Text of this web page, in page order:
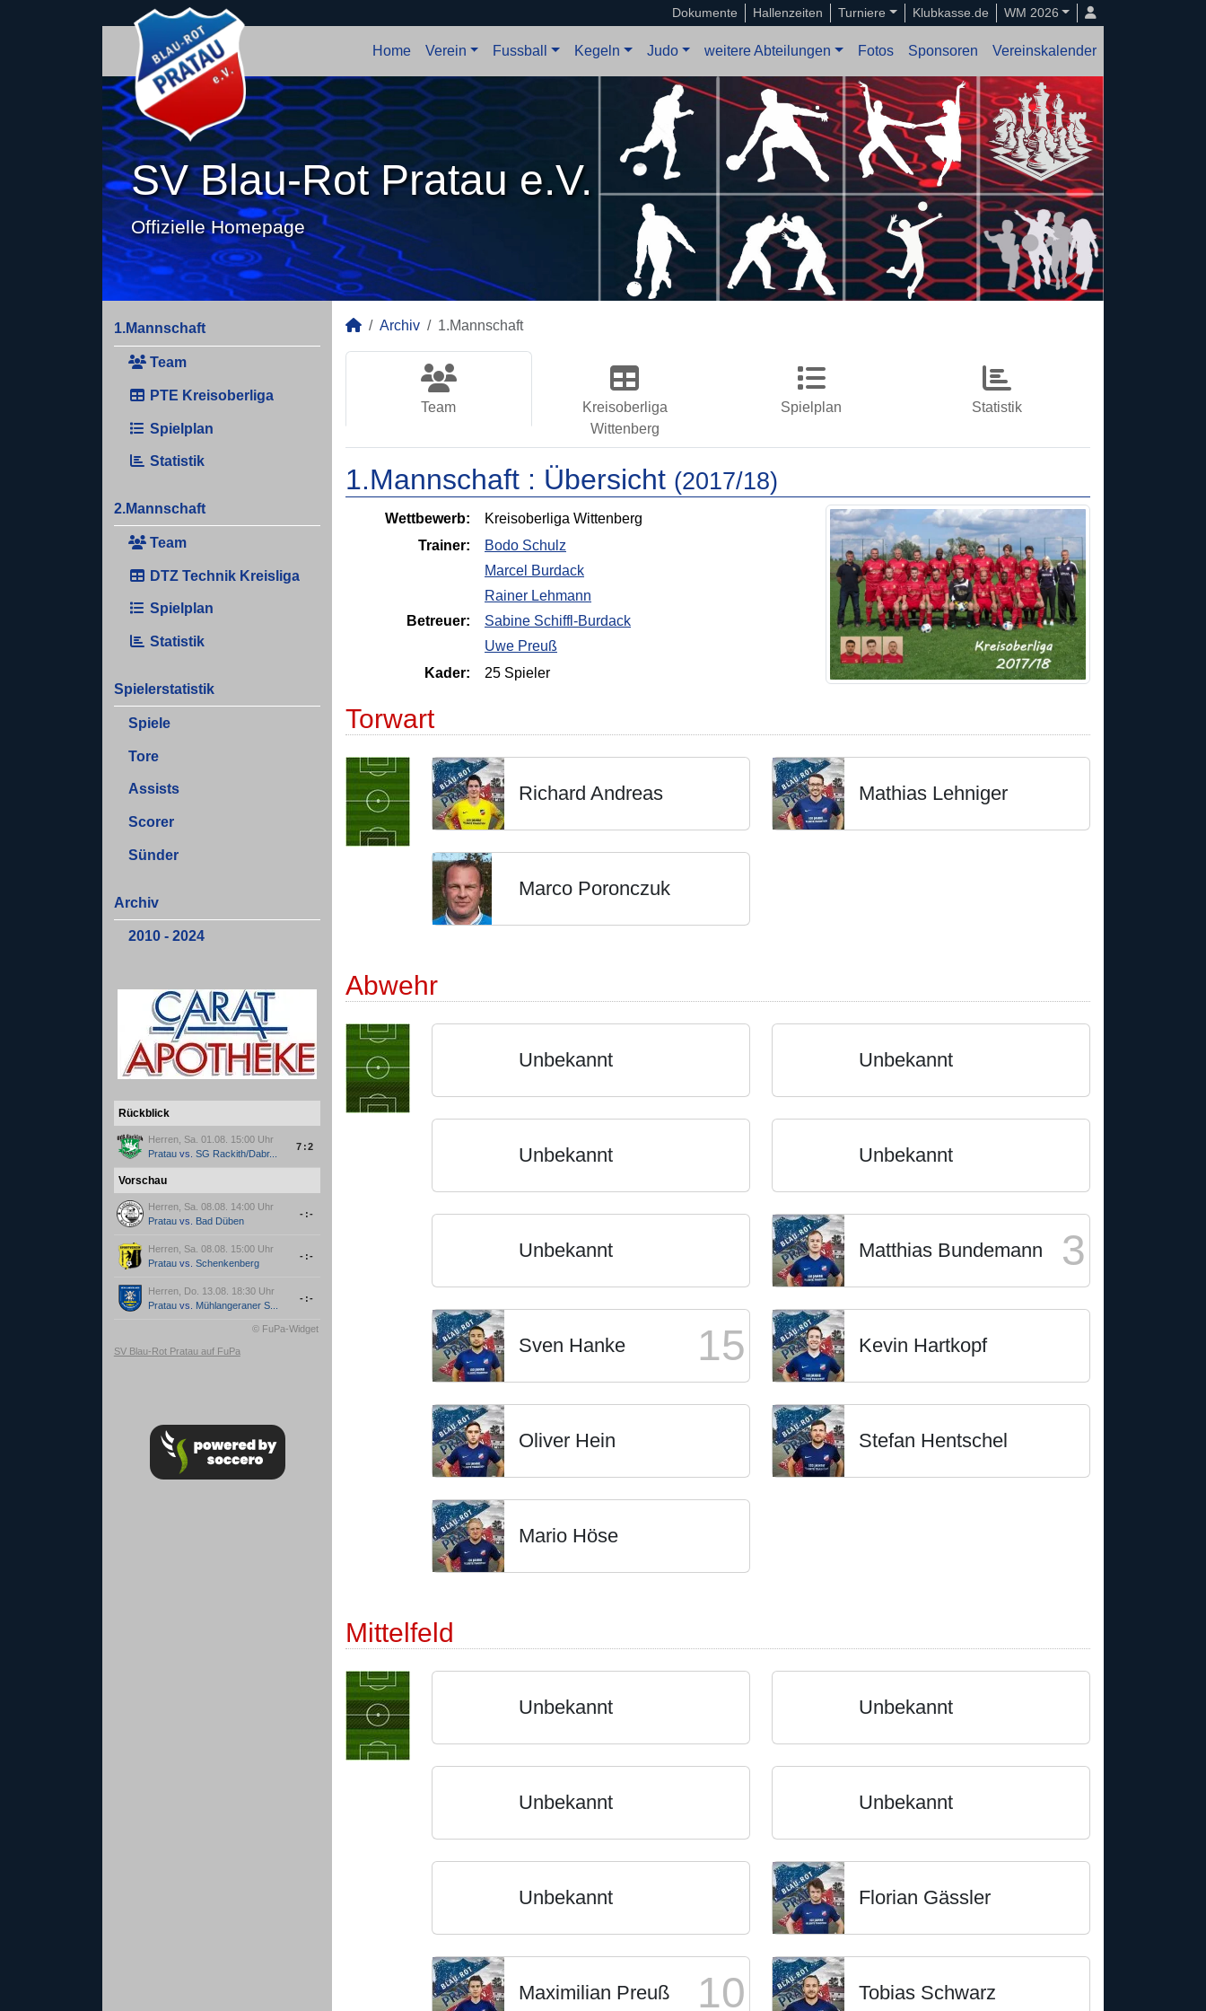
Dokumente Hallenzeiten Turniere Klubkasse.de WM 2026
Home Verein Fussball Kegeln Judo weitere Abteilungen Fotos Sponsoren Vereinskalender
SV Blau-Rot Pratau e.V.
Offizielle Homepage
1.Mannschaft
Team
PTE Kreisoberliga
Spielplan
Statistik
2.Mannschaft
Team
DTZ Technik Kreisliga
Spielplan
Statistik
Spielerstatistik
Spiele
Tore
Assists
Scorer
Sünder
Archiv
2010 - 2024
Rückblick
Herren, Sa. 01.08. 15:00 Uhr
Pratauvs. SG Rackith/Dabr...
7:2
Vorschau
Herren, Sa. 08.08. 14:00 Uhr
Pratauvs. Bad Düben
-:-
Herren, Sa. 08.08. 15:00 Uhr
Pratauvs. Schenkenberg
-:-
Herren, Do. 13.08. 18:30 Uhr
Pratauvs. Mühlangeraner S...
-:-
© FuPa-Widget
SV Blau-Rot Pratau auf FuPa
Archiv 1.Mannschaft
Team
Kreisoberliga
Wittenberg
Spielplan Statistik
1.Mannschaft : Übersicht (2017/18)
Wettbewerb:
Kreisoberliga Wittenberg
Trainer:
Bodo Schulz
Marcel Burdack
Rainer Lehmann
Betreuer:
Sabine Schiffl-Burdack
Uwe Preuß
Kader:
25 Spieler
Torwart
Richard Andreas Mathias Lehniger
Marco Poronczuk
Abwehr
Unbekannt Unbekannt
Unbekannt Unbekannt
Unbekannt Matthias Bundemann 3
Sven Hanke 15 Kevin Hartkopf
Oliver Hein Stefan Hentschel
Mario Höse
Mittelfeld
Unbekannt Unbekannt
Unbekannt Unbekannt
Unbekannt Florian Gässler
Maximilian Preuß 10 Tobias Schwarz